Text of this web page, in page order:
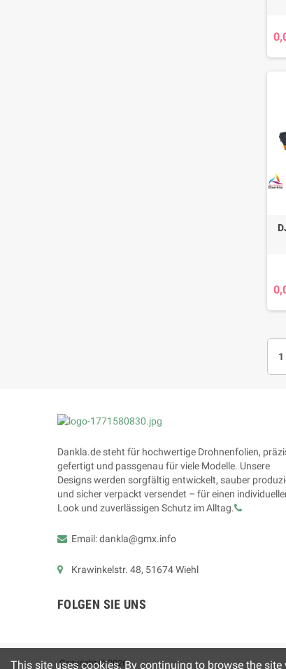
Dankla.de steht für hochwertige Drohnenfolien,
gefertigt und passgenau für viele Modelle. Unsere
Designs werden sorgfältig entwickelt, sauber
und sicher verpackt versendet – für einen
Look und zuverlässigen Schutz im Alltag.
Email: dankla@gmx.info
Krawinkelstr. 48, 51674 Wiehl
FOLGEN SIE UNS
Copyright © 2026
This site uses cookies. By continuing to browse the